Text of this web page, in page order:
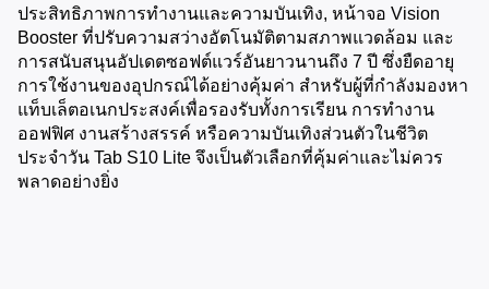
ประสิทธิภาพการทำงานและความบันเทิง, หน้าจอ Vision
Booster ที่ปรับความสว่างอัตโนมัติตามสภาพแวดล้อม และ
การสนับสนุนอัปเดตซอฟต์แวร์อันยาวนานถึง 7 ปี ซึ่งยืดอายุ
การใช้งานของอุปกรณ์ได้อย่างคุ้มค่า สำหรับผู้ที่กำลังมองหา
แท็บเล็ตอเนกประสงค์เพื่อรองรับทั้งการเรียน การทำงาน
ออฟฟิศ งานสร้างสรรค์ หรือความบันเทิงส่วนตัวในชีวิต
ประจำวัน Tab S10 Lite จึงเป็นตัวเลือกที่คุ้มค่าและไม่ควร
พลาดอย่างยิ่ง